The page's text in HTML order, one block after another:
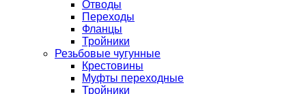
Отводы
Переходы
Фланцы
Тройники
Резьбовые чугунные
Крестовины
Муфты переходные
Тройники